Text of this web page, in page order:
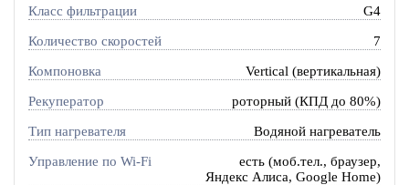
Класс фильтрации G4
Количество скоростей 7
Компоновка Vertical (вертикальная)
Рекуператор роторный (КПД до 80%)
Тип нагревателя Водяной нагреватель
Управление по Wi-Fi
есть (моб.тел., браузер,
Яндекс Алиса, Google Home)